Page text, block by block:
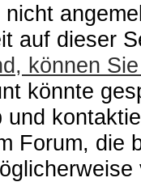
auf dieser
können
könnte
und
Forum, die